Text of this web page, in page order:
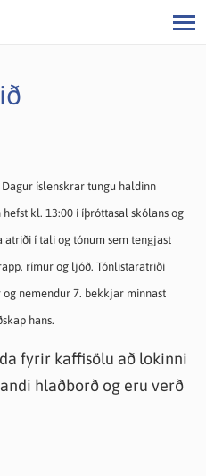
íslenskrar tungu haldinn
kl. 13:00 í íþróttasal skólans og
í tali og tónum sem tengjast
rímur og ljóð. Tónlistaratriði
nemendur 7. bekkjar minnast
hans.
fyrir kaffisölu að lokinni
hlaðborð og eru verð